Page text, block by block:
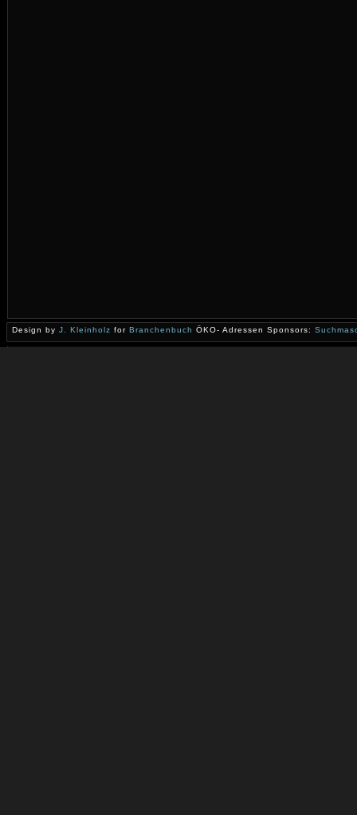
Design by J. Kleinholz for Branchenbuch ÖKO- Adressen Sponsors: